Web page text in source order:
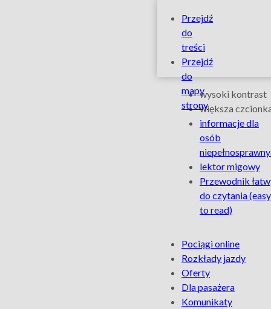
biletów
z
Kolejami
Łódzka
Szybkie
linki
Przejdź
do
treści
Przejdź
do
mapy
strony
Ułatwienia
dla
osób
wysoki kontrast
większa
informacje dla
osób
lektor migowy
Przewodnik
do czytania(easy
to read)
skróty
Pociągi online
Rozkłady jazdy
Oferty
Dla pasażera
Komunikaty